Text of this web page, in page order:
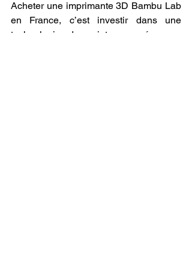
Acheter une imprimante 3D Bambu Lab
en France, c’est investir dans une
technologie de pointe, pensée pour